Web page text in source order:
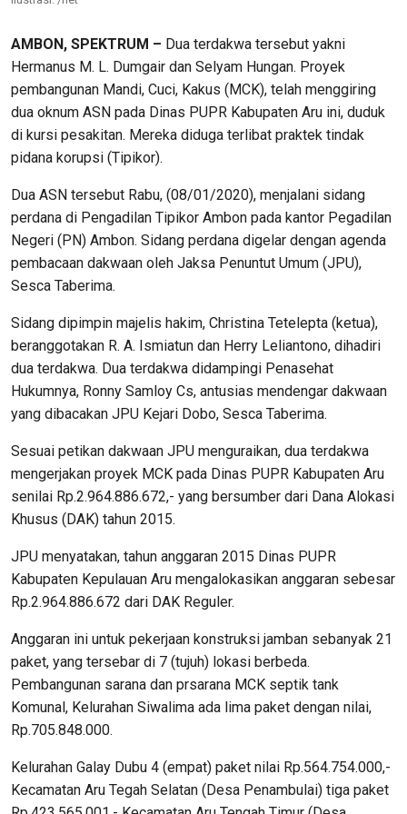
AMBON, SPEKTRUM – Dua terdakwa tersebut yakni
Hermanus M. L. Dumgair dan Selyam Hungan. Proyek
pembangunan Mandi, Cuci, Kakus (MCK), telah menggiring
dua oknum ASN pada Dinas PUPR Kabupaten Aru ini, duduk
di kursi pesakitan. Mereka diduga terlibat praktek tindak
pidana korupsi (Tipikor).
Dua ASN tersebut Rabu, (08/01/2020), menjalani sidang
perdana di Pengadilan Tipikor Ambon pada kantor Pegadilan
Negeri (PN) Ambon. Sidang perdana digelar dengan agenda
pembacaan dakwaan oleh Jaksa Penuntut Umum (JPU),
Sesca Taberima.
Sidang dipimpin majelis hakim, Christina Tetelepta (ketua),
beranggotakan R. A. Ismiatun dan Herry Leliantono, dihadiri
dua terdakwa. Dua terdakwa didampingi Penasehat
Hukumnya, Ronny Samloy Cs, antusias mendengar dakwaan
yang dibacakan JPU Kejari Dobo, Sesca Taberima.
Sesuai petikan dakwaan JPU menguraikan, dua terdakwa
mengerjakan proyek MCK pada Dinas PUPR Kabupaten Aru
senilai Rp.2.964.886.672,- yang bersumber dari Dana Alokasi
Khusus (DAK) tahun 2015.
JPU menyatakan, tahun anggaran 2015 Dinas PUPR
Kabupaten Kepulauan Aru mengalokasikan anggaran sebesar
Rp.2.964.886.672 dari DAK Reguler.
Anggaran ini untuk pekerjaan konstruksi jamban sebanyak 21
paket, yang tersebar di 7 (tujuh) lokasi berbeda.
Pembangunan sarana dan prsarana MCK septik tank
Komunal, Kelurahan Siwalima ada lima paket dengan nilai,
Rp.705.848.000.
Kelurahan Galay Dubu 4 (empat) paket nilai Rp.564.754.000,-
Kecamatan Aru Tegah Selatan (Desa Penambulai) tiga paket